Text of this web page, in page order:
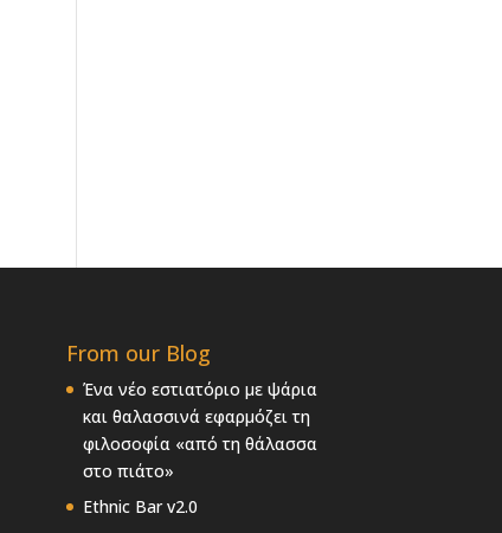
From our Blog
Ένα νέο εστιατόριο με ψάρια
και θαλασσινά εφαρμόζει τη
φιλοσοφία «από τη θάλασσα
στο πιάτο»
Ethnic Bar v2.0